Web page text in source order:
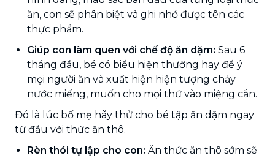
ăn, con sẽ phân biệt và ghi nhớ được tên các
thực phẩm.
Giúp con làm quen với chế độ ăn dặm: Sau 6
tháng đầu, bé có biểu hiện thường hay để ý
mọi người ăn và xuất hiện hiện tượng chảy
nước miếng, muốn cho mọi thứ vào miệng cắn.
Đó là lúc bố mẹ hãy thử cho bé tập ăn dặm ngay
từ đầu với thức ăn thô.
Rèn thói tự lập cho con: Ăn thức ăn thô sớm sẽ